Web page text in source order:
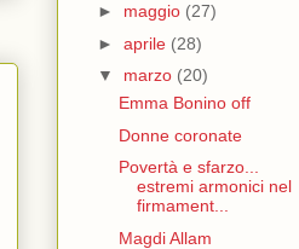
► maggio (27)
► aprile (28)
▼ marzo (20)
Emma Bonino off
Donne coronate
Povertà e sfarzo...
estremi armonici nel
firmament...
Magdi Allam